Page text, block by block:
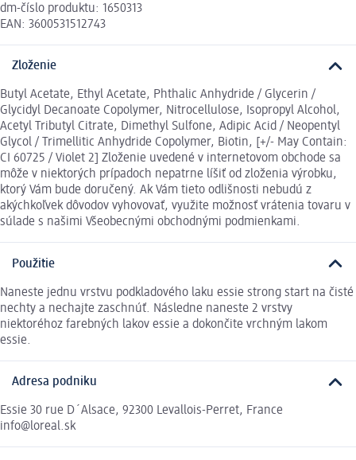
dm-číslo produktu: 1650313
EAN: 3600531512743
Zloženie
Butyl Acetate, Ethyl Acetate, Phthalic Anhydride / Glycerin /
Glycidyl Decanoate Copolymer, Nitrocellulose, Isopropyl Alcohol,
Acetyl Tributyl Citrate, Dimethyl Sulfone, Adipic Acid / Neopentyl
Glycol / Trimellitic Anhydride Copolymer, Biotin, [+/- May Contain:
CI 60725 / Violet 2] Zloženie uvedené v internetovom obchode sa
môže v niektorých prípadoch nepatrne líšiť od zloženia výrobku,
ktorý Vám bude doručený. Ak Vám tieto odlišnosti nebudú z
akýchkoľvek dôvodov vyhovovať, využite možnosť vrátenia tovaru v
súlade s našimi Všeobecnými obchodnými podmienkami.
Použitie
Naneste jednu vrstvu podkladového laku essie strong start na čisté
nechty a nechajte zaschnúť. Následne naneste 2 vrstvy
niektoréhoz farebných lakov essie a dokončite vrchným lakom
essie.
Adresa podniku
Essie 30 rue D´Alsace, 92300 Levallois-Perret, France
info@loreal.sk